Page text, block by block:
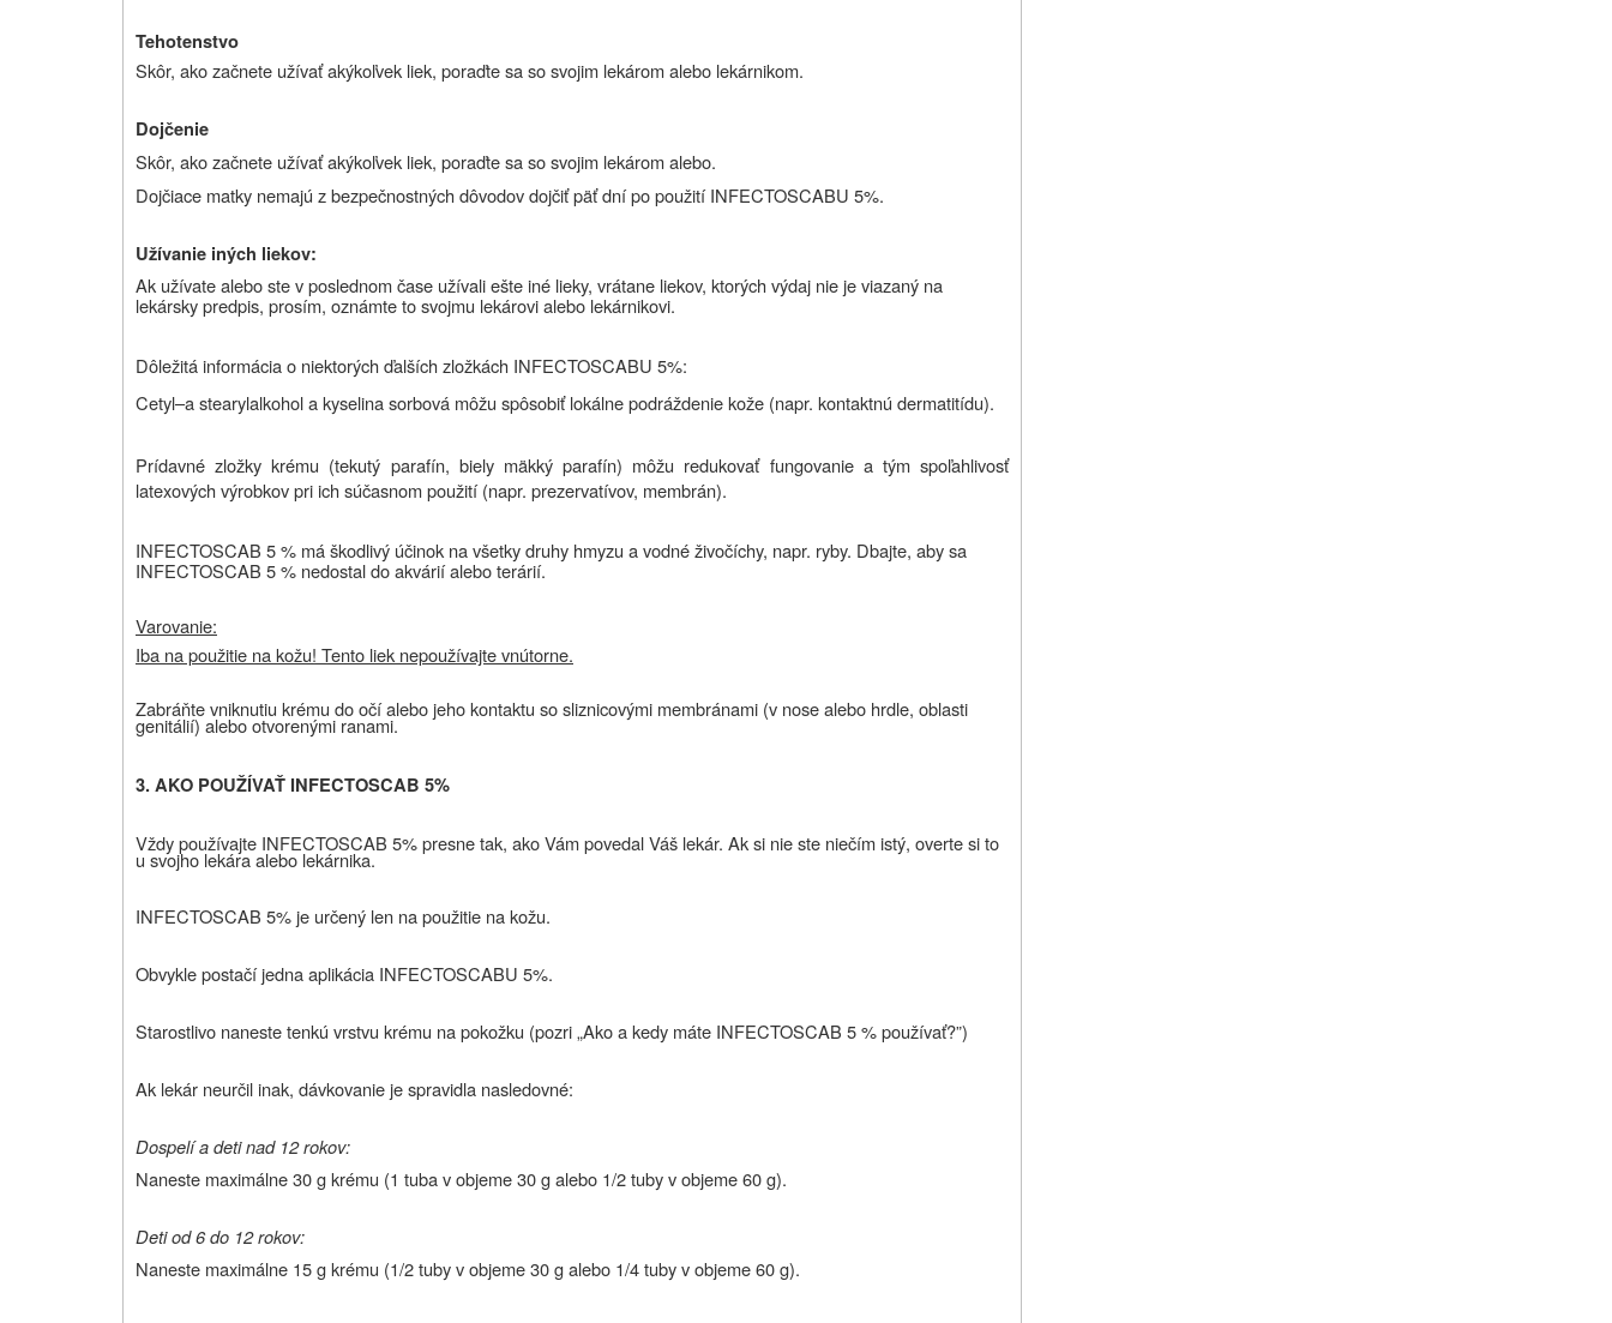
Tehotenstvo
Skôr, ako začnete užívať akýkoľvek liek, poraďte sa so svojim lekárom alebo lekárnikom.
Dojčenie
Skôr, ako začnete užívať akýkoľvek liek, poraďte sa so svojim lekárom alebo.
Dojčiace matky nemajú z bezpečnostných dôvodov dojčiť päť dní po použití INFECTOSCABU 5%.
Užívanie iných liekov:
Ak užívate alebo ste v poslednom čase užívali ešte iné lieky, vrátane liekov, ktorých výdaj nie je viazaný na
lekársky predpis, prosím, oznámte to svojmu lekárovi alebo lekárnikovi.
Dôležitá informácia o niektorých ďalších zložkách INFECTOSCABU 5%:
Cetyl–a stearylalkohol a kyselina sorbová môžu spôsobiť lokálne podráždenie kože (napr. kontaktnú dermatitídu).
Prídavné zložky krému (tekutý parafín, biely mäkký parafín) môžu redukovať fungovanie a tým spoľahlivosť
latexových výrobkov pri ich súčasnom použití (napr. prezervatívov, membrán).
INFECTOSCAB 5 % má škodlivý účinok na všetky druhy hmyzu a vodné živočíchy, napr. ryby. Dbajte, aby sa
INFECTOSCAB 5 % nedostal do akvárií alebo terárií.
Varovanie:
Iba na použitie na kožu! Tento liek nepoužívajte vnútorne.
Zabráňte vniknutiu krému do očí alebo jeho kontaktu so sliznicovými membránami (v nose alebo hrdle, oblasti
genitálií) alebo otvorenými ranami.
3.AKO POUŽÍVAŤ INFECTOSCAB 5%
Vždy používajte INFECTOSCAB 5% presne tak, ako Vám povedal Váš lekár. Ak si nie ste niečím istý, overte si to
u svojho lekára alebo lekárnika.
INFECTOSCAB 5% je určený len na použitie na kožu.
Obvykle postačí jedna aplikácia INFECTOSCABU 5%.
Starostlivo naneste tenkú vrstvu krému na pokožku (pozri „Ako a kedy máte INFECTOSCAB 5 % používať?”)
Ak lekár neurčil inak, dávkovanie je spravidla nasledovné:
Dospelí a deti nad 12 rokov:
Naneste maximálne 30 g krému (1 tuba v objeme 30 g alebo 1/2 tuby v objeme 60 g).
Deti od 6 do 12 rokov:
Naneste maximálne 15 g krému (1/2 tuby v objeme 30 g alebo 1/4 tuby v objeme 60 g).